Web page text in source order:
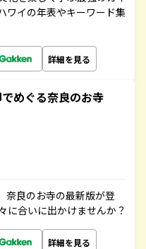
ワイの年表やキーワード集
詳細を見る
めぐる奈良のお寺
奈良のお寺の最新版が登
に合いに出かけませんか？
詳細を見る